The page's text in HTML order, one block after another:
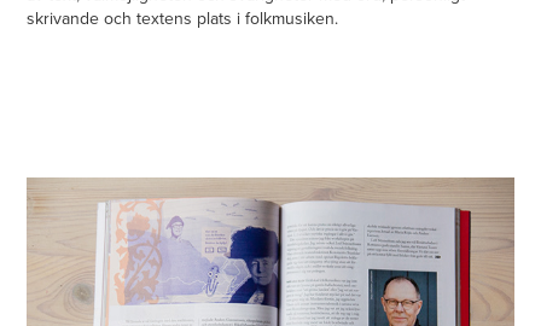
skrivande och textens plats i folkmusiken.